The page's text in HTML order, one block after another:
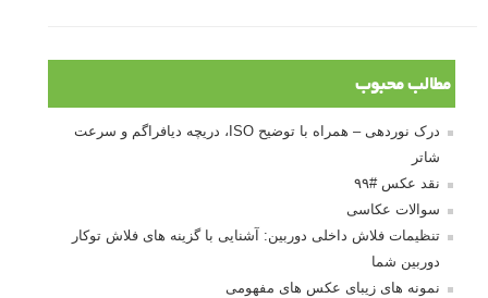
مطالب محبوب
درک نوردهی – همراه با توضیح ISO، دریچه دیافراگم و سرعت
شاتر
نقد عکس #۹۹
سوالات عکاسی
تنظیمات فلاش داخلی دوربین: آشنایی با گزینه های فلاش توکار
دوربین شما
نمونه های زیبای عکس های مفهومی